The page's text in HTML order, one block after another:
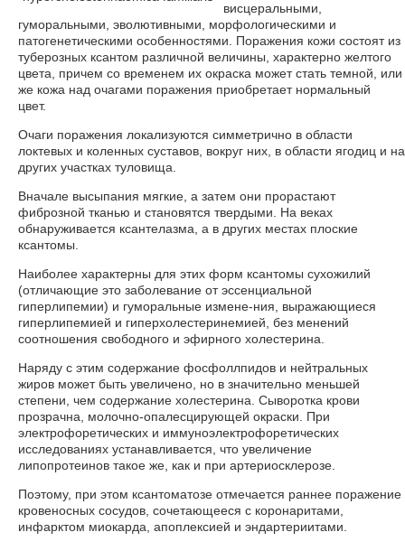
висцеральными,
гуморальными, эволютивными, морфологическими и
патогенетическими особенностями. Поражения кожи состоят из
туберозных ксантом различной величины, характерно желтого
цвета, причем со временем их окраска может стать темной, или
же кожа над очагами поражения приобретает нормальный
цвет.
Очаги поражения локализуются симметрично в области
локтевых и коленных суставов, вокруг них, в области ягодиц и на
других участках туловища.
Вначале высыпания мягкие, а затем они прорастают
фиброзной тканью и становятся твердыми. На веках
обнаруживается ксантелазма, а в других местах плоские
ксантомы.
Наиболее характерны для этих форм ксантомы сухожилий
(отличающие это заболевание от эссенциальной
гиперлипемии) и гуморальные измене-ния, выражающиеся
гиперлипемией и гиперхолестеринемией, без менений
соотношения свободного и эфирного холестерина.
Наряду с этим содержание фосфоллпидов и нейтральных
жиров может быть увеличено, но в значительно меньшей
степени, чем содержание холестерина. Сыворотка крови
прозрачна, молочно-опалесцирующей окраски. При
электрофоретических и иммуноэлектрофоретических
исследованиях устанавливается, что увеличение
липопротеинов такое же, как и при артериосклерозе.
Поэтому, при этом ксантоматозе отмечается раннее поражение
кровеносных сосудов, сочетающееся с коронаритами,
инфарктом миокарда, апоплексией и эндартериитами.